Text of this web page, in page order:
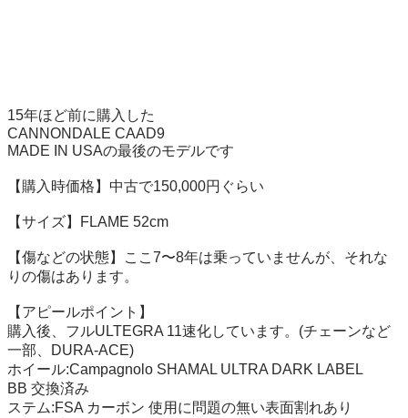
15年ほど前に購入した
CANNONDALE CAAD9
MADE IN USAの最後のモデルです
【購入時価格】中古で150,000円ぐらい
【サイズ】FLAME 52cm
【傷などの状態】ここ7〜8年は乗っていませんが、それな
りの傷はあります。
【アピールポイント】
購入後、フルULTEGRA 11速化しています。(チェーンなど
一部、DURA-ACE)
ホイール:Campagnolo SHAMAL ULTRA DARK LABEL
BB 交換済み
ステム:FSA カーボン 使用に問題の無い表面割れあり